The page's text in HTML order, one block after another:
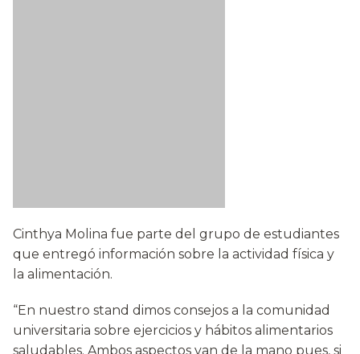
Cinthya Molina fue parte del grupo de estudiantes
que entregó información sobre la actividad física y
la alimentación.
“En nuestro stand dimos consejos a la comunidad
universitaria sobre ejercicios y hábitos alimentarios
saludables. Ambos aspectos van de la mano pues, si